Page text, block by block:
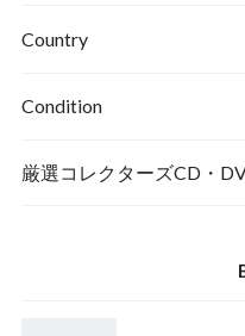
Country
Condition
厳選コレクターズCD・